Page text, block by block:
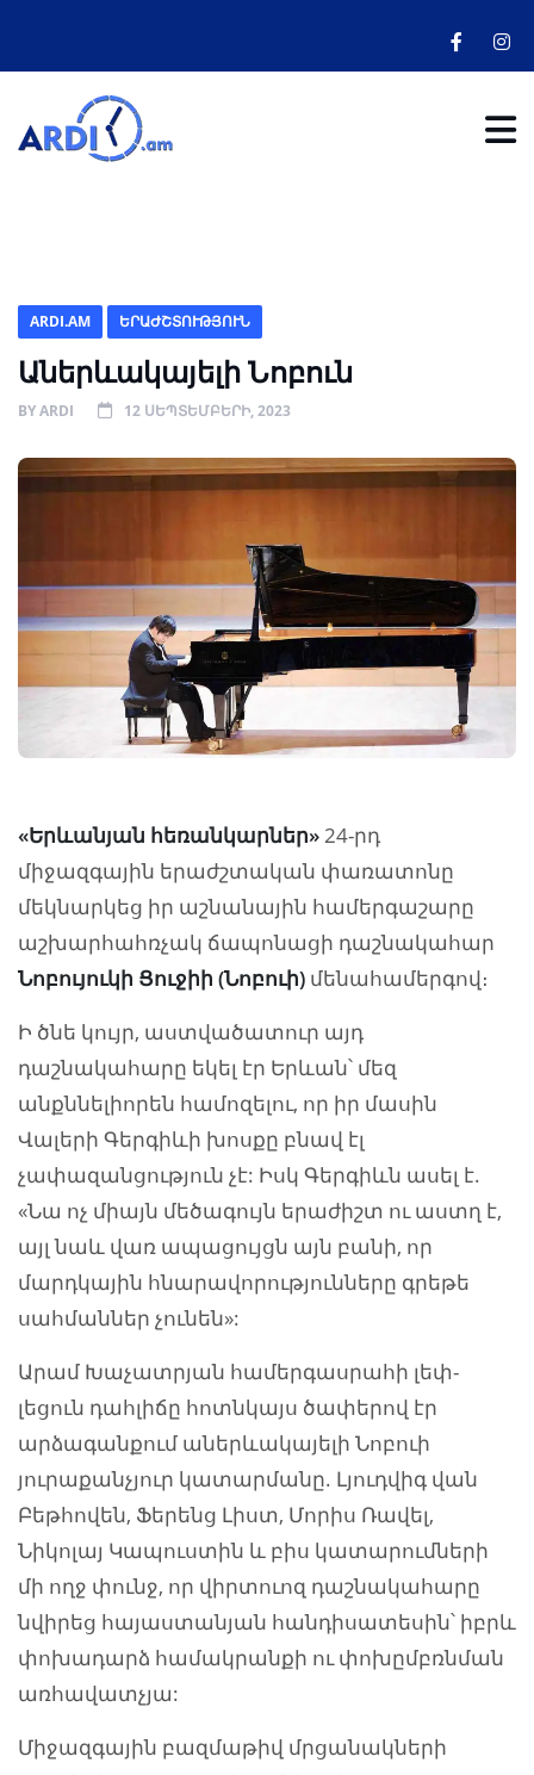
ARDI.AM ԵՐԱԺՇՏՈՒԹՅՈՒՆ
Աներևակայելի Նոբուն
BYARDI 12 ՍԵՊՏԵՄԲԵՐԻ, 2023
«Երևանյան հեռանկարներ»24-րդ
միջազգային երաժշտական փառատոնը
մեկնարկեց իր աշնանային համերգաշարը
աշխարհահռչակ ճապոնացի դաշնակահար
Նոբույուկի Ցուջիի (Նոբուի) մենահամերգով։
Ի ծնե կույր, աստվածատուր այդ
դաշնակահարը եկել էր Երևան՝ մեզ
անքննելիորեն համոզելու, որ իր մասին
Վալերի Գերգիևի խոսքը բնավ էլ
չափազանցություն չէ: Իսկ Գերգիևն ասել է.
«Նա ոչ միայն մեծագույն երաժիշտ ու աստղ է,
այլ նաև վառ ապացույցն այն բանի, որ
մարդկային հնարավորությունները գրեթե
սահմաններ չունեն»:
Արամ Խաչատրյան համերգասրահի լեփ-
լեցուն դահլիճը հոտնկայս ծափերով էր
արձագանքում աներևակայելի Նոբուի
յուրաքանչյուր կատարմանը. Լյուդվիգ վան
Բեթհովեն, Ֆերենց Լիստ, Մորիս Ռավել,
Նիկոլայ Կապուստին և բիս կատարումների
մի ողջ փունջ, որ վիրտուոզ դաշնակահարը
նվիրեց հայաստանյան հանդիսատեսին՝ իբրև
փոխադարձ համակրանքի ու փոխըմբռնման
առհավատչյա:
Միջազգային բազմաթիվ մրցանակների